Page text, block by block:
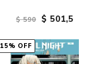
$ 590 $ 501,5
15% OFF